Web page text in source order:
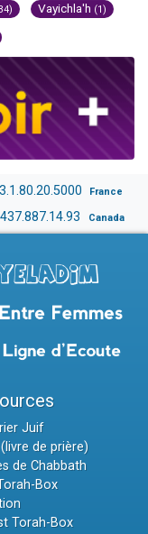
Vayichla'h (1)
France
Canada
Juif
de prière)
de Chabbath
Box
Torah-Box